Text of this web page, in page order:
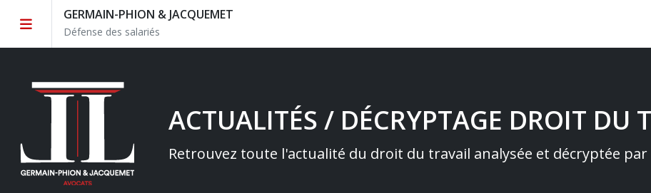
GERMAIN-PHION & JACQUEMET
Défense des salariés
ACTUALITÉS / DÉCRYPTAGE DROIT DU
Retrouvez toute l'actualité du droit du travail analysée et décryptée